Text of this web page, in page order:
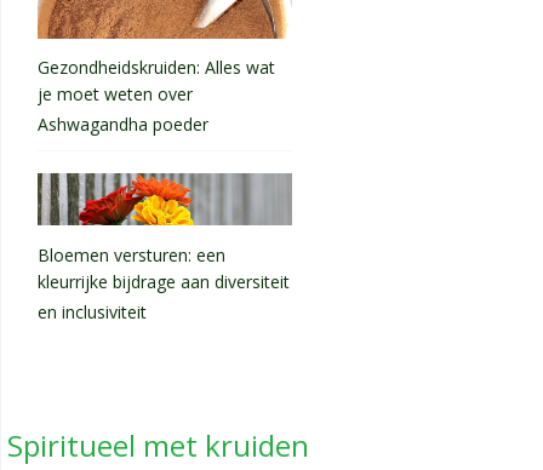
Gezondheidskruiden: Alles wat
je moet weten over
Ashwagandha poeder
Bloemen versturen: een
kleurrijke bijdrage aan diversiteit
en inclusiviteit
Spiritueel met kruiden